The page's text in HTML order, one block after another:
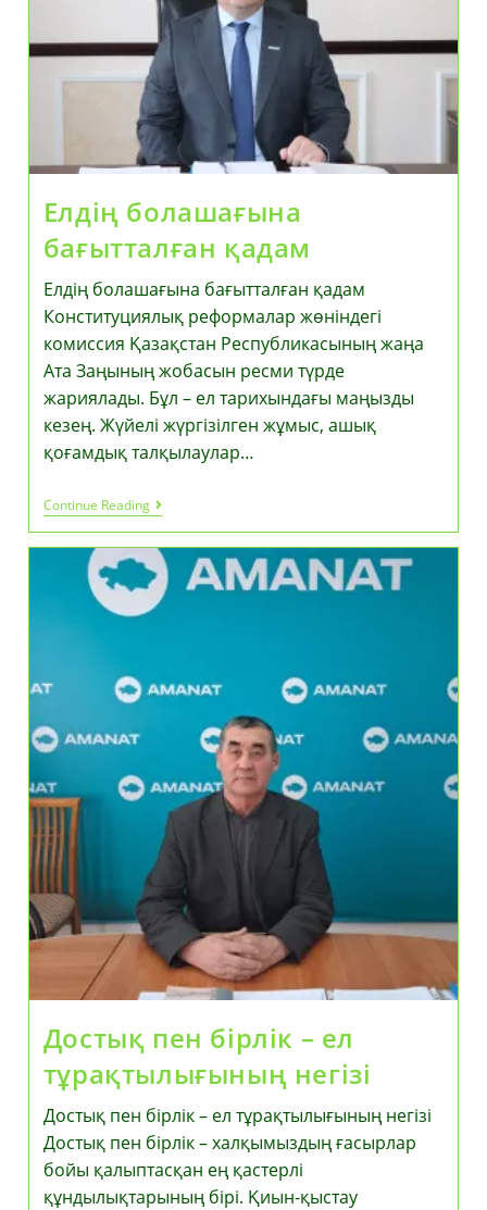
Елдің болашағына
бағытталған қадам
Елдің болашағына бағытталған қадам
Конституциялық реформалар жөніндегі
комиссия Қазақстан Республикасының жаңа
Ата Заңының жобасын ресми түрде
жариялады. Бұл – ел тарихындағы маңызды
кезең. Жүйелі жүргізілген жұмыс, ашық
қоғамдық талқылаулар…
Continue ReadingЕлдің
Болашағына
Бағытталған
Қадам
Достық пен бірлік – ел
тұрақтылығының негізі
Достық пен бірлік – ел тұрақтылығының негізі
Достық пен бірлік – халқымыздың ғасырлар
бойы қалыптасқан ең қастерлі
құндылықтарының бірі. Қиын-қыстау